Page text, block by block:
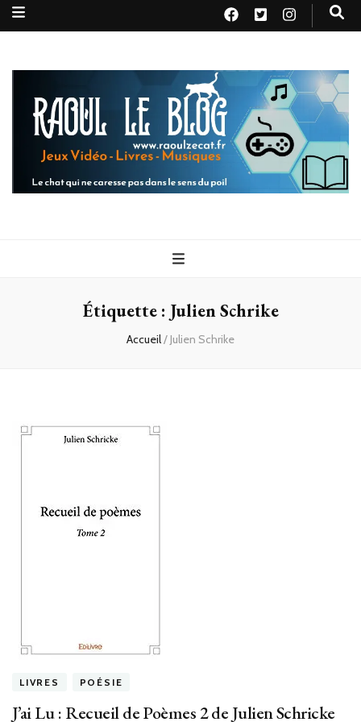
Raoul le
blog
Étiquette : Julien Schrike
Accueil/Julien Schrike
LIVRES POÉSIE
J’ai Lu : Recueil de Poèmes 2 de Julien Schricke